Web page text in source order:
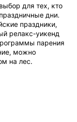
для тех, кто
дни.
праздники,
релакс-уикенд
парения
можно
на лес.